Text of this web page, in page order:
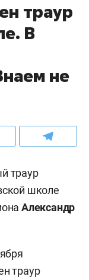
траур
В
не
траур
школе
Александр
траур